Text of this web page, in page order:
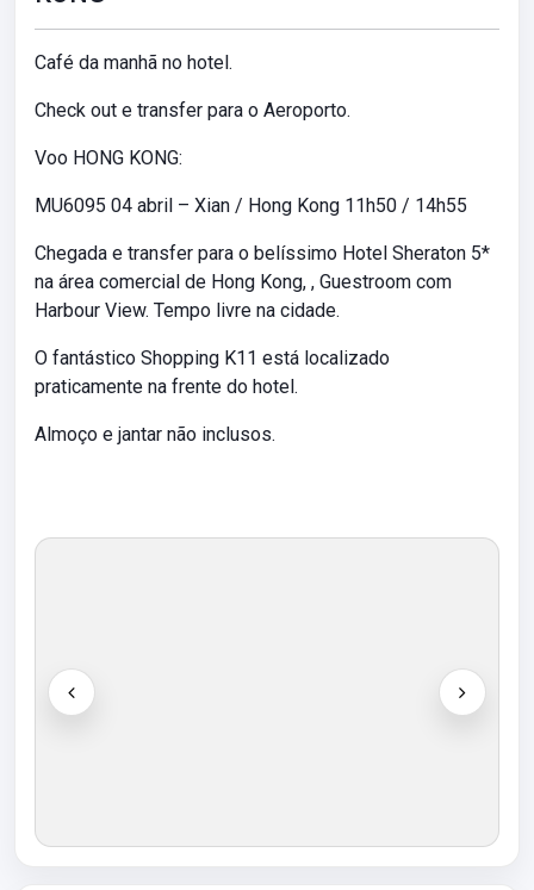
Café da manhã no hotel.
Check out e transfer para o Aeroporto.
Voo HONG KONG:
MU6095 04 abril – Xian / Hong Kong 11h50 / 14h55
Chegada e transfer para o belíssimo Hotel Sheraton 5*
na área comercial de Hong Kong, , Guestroom com
Harbour View. Tempo livre na cidade.
O fantástico Shopping K11 está localizado
praticamente na frente do hotel.
Almoço e jantar não inclusos.